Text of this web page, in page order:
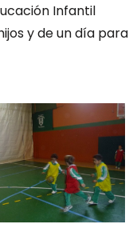
Infantil
y de un día para